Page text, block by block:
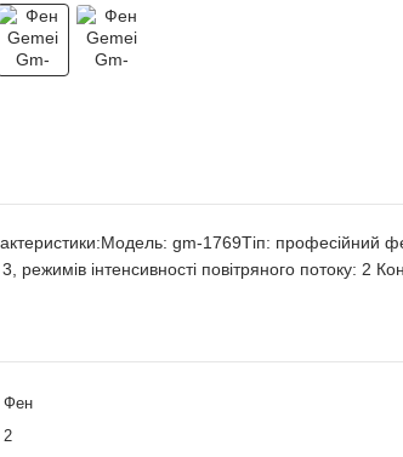
gm-1769Тіп: професійний
режимів інтенсивності повітряного потоку: 2
Фен
2